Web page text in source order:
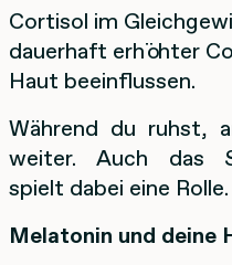
Cortisol im
dauerhaft erhöhter
Haut beeinflussen.
Während du ruhst,
weiter. Auch das
spielt dabei eine Rolle.
Melatonin und deine